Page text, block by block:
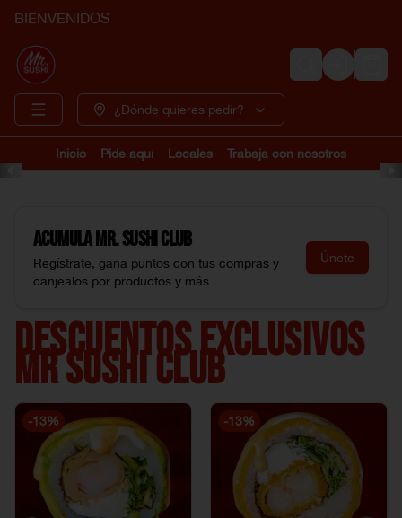
BIENVENIDOS
Login
¿Dónde quieres pedir?
Inicio Pide aquí Locales Trabaja con nosotros
AcumulaMr. Sushi Club
Regístrate, gana puntos con tus compras y
canjealos por productos y más
Únete
DESCUENTOS EXCLUSIVOS
MR SUSHI CLUB
-13% -13%